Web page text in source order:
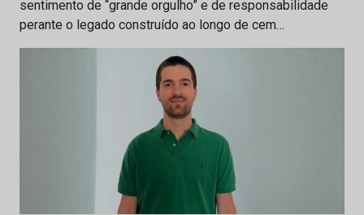
sentimento de “grande orgulho” e de responsabilidade
perante o legado construído ao longo de cem…